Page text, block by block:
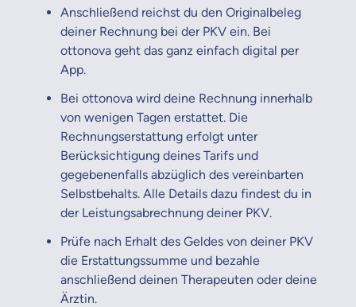
Anschließend reichst du den Originalbeleg
deiner Rechnung bei der PKV ein. Bei
ottonova geht das ganz einfach digital per
App.
Bei ottonova wird deine Rechnung innerhalb
von wenigen Tagen erstattet. Die
Rechnungserstattung erfolgt unter
Berücksichtigung deines Tarifs und
gegebenenfalls abzüglich des vereinbarten
Selbstbehalts. Alle Details dazu findest du in
der Leistungsabrechnung deiner PKV.
Prüfe nach Erhalt des Geldes von deiner PKV
die Erstattungssumme und bezahle
anschließend deinen Therapeuten oder deine
Ärztin.